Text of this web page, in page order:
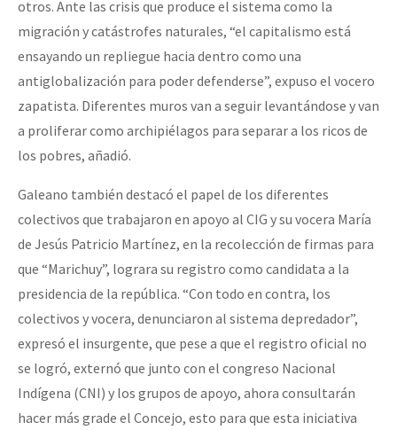
otros. Ante las crisis que produce el sistema como la
migración y catástrofes naturales, “el capitalismo está
ensayando un repliegue hacia dentro como una
antiglobalización para poder defenderse”, expuso el vocero
zapatista. Diferentes muros van a seguir levantándose y van
a proliferar como archipiélagos para separar a los ricos de
los pobres, añadió.
Galeano también destacó el papel de los diferentes
colectivos que trabajaron en apoyo al CIG y su vocera María
de Jesús Patricio Martínez, en la recolección de firmas para
que “Marichuy”, lograra su registro como candidata a la
presidencia de la república. “Con todo en contra, los
colectivos y vocera, denunciaron al sistema depredador”,
expresó el insurgente, que pese a que el registro oficial no
se logró, externó que junto con el congreso Nacional
Indígena (CNI) y los grupos de apoyo, ahora consultarán
hacer más grade el Concejo, esto para que esta iniciativa